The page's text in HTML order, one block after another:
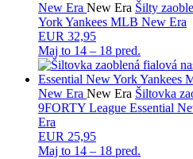
New Era New Era Šilty
York Yankees MLB New Era
EUR 32,95
Maj to 14 – 18 pred.
New Era New Era Šiltovka
9FORTY League Essential
Era
EUR 25,95
Maj to 14 – 18 pred.